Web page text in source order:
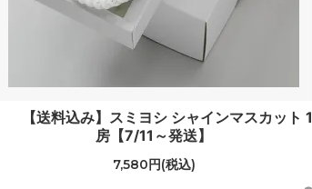
【送料込み】スミヨシ シャインマスカット 1
房【7/11～発送】
7,580円(税込)